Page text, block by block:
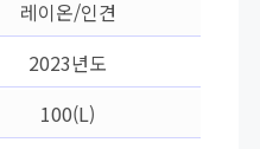
레이온/인견
2023년도
100(L)